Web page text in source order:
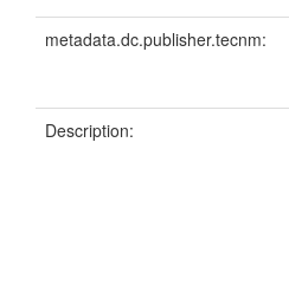
metadata.dc.publisher.tecnm:
Description: